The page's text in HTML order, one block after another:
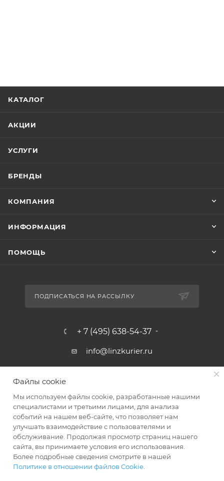
КАТАЛОГ
АКЦИИ
УСЛУГИ
БРЕНДЫ
КОМПАНИЯ
ИНФОРМАЦИЯ
ПОМОЩЬ
ПОДПИСАТЬСЯ НА РАССЫЛКУ
+ 7 (495) 638-54-37
info@linzkurier.ru
Файлы cookie
Мы используем файлы cookie, разработанные нашими
специалистами и третьими лицами, для анализа
событий на нашем веб-сайте, что позволяет нам
улучшать взаимодействие с пользователями и
обслуживание. Продолжая просмотр страниц нашего
сайта, вы принимаете условия его использования.
Более подробные сведения смотрите в нашей
Политике в отношении файлов Cookie